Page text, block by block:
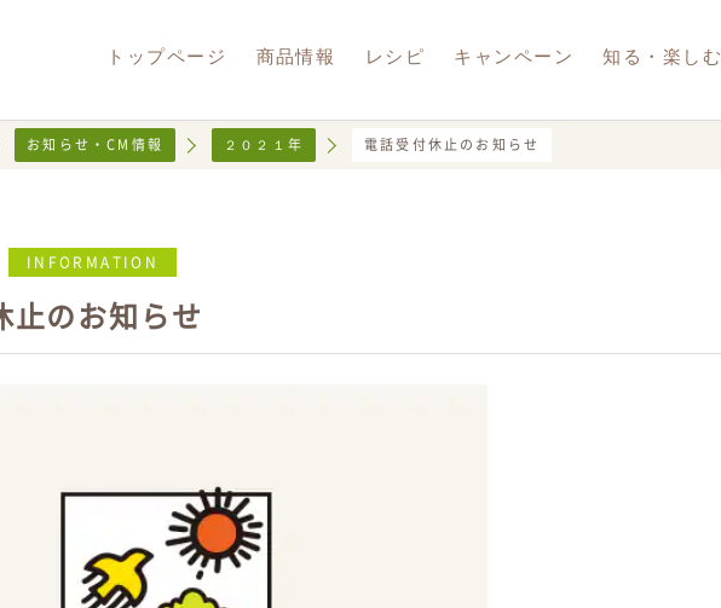
トップページ 商品情報
豆乳（無調整）
レシピ
おうちで夏豆乳
キャンペーン 知る・楽しむ
お知らせ・CM情報 ２０２１年 電話受付休止のお知らせ
INFORMATION
止のお知らせ